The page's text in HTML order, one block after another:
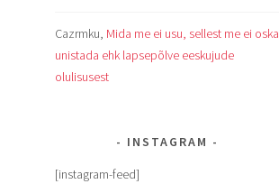
Cazrmku, Mida me ei usu, sellest me ei oska
unistada ehk lapsepõlve eeskujude
olulisusest
INSTAGRAM
[instagram-feed]